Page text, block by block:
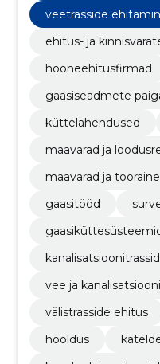
veetrasside
ehitus- ja
hooneehitusfirmad
gaasiseadmete
küttelahendused
maavarad ja
maavarad ja tooraine
gaasitööd
vee ja
välistrasside ehitus
hooldus